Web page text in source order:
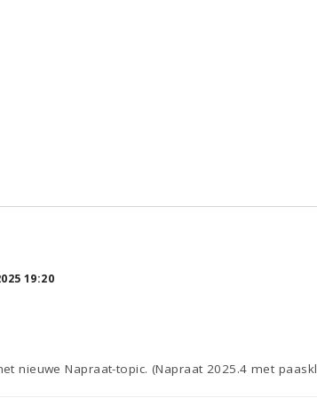
19:20
nieuwe Napraat-topic. (Napraat 2025.4 met